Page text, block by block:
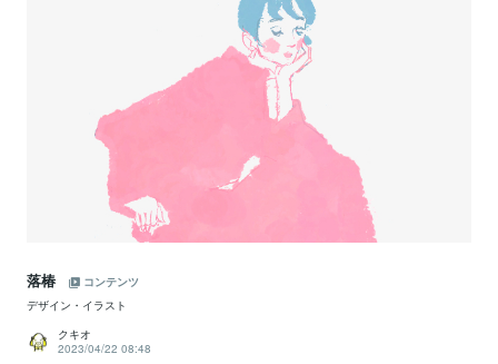
落椿
コンテンツ
デザイン・イラスト
クキオ
2023/04/22 08:48